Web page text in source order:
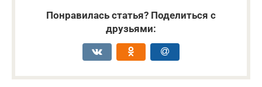
Понравилась статья? Поделиться с
друзьями: